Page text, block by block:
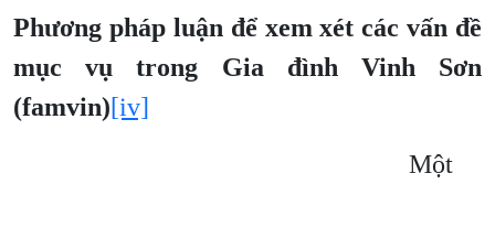
Phương pháp luận để xem xét các vấn đề
mục vụ trong Gia đình Vinh Sơn
(famvin)[iv]
Một